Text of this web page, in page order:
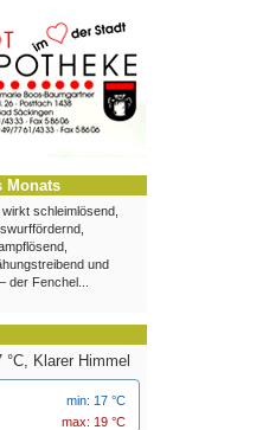
Monats
wirkt schleimlösend,
und
der Fenchel...
°C, Klarer Himmel
min: 17 °C
max: 19 °C